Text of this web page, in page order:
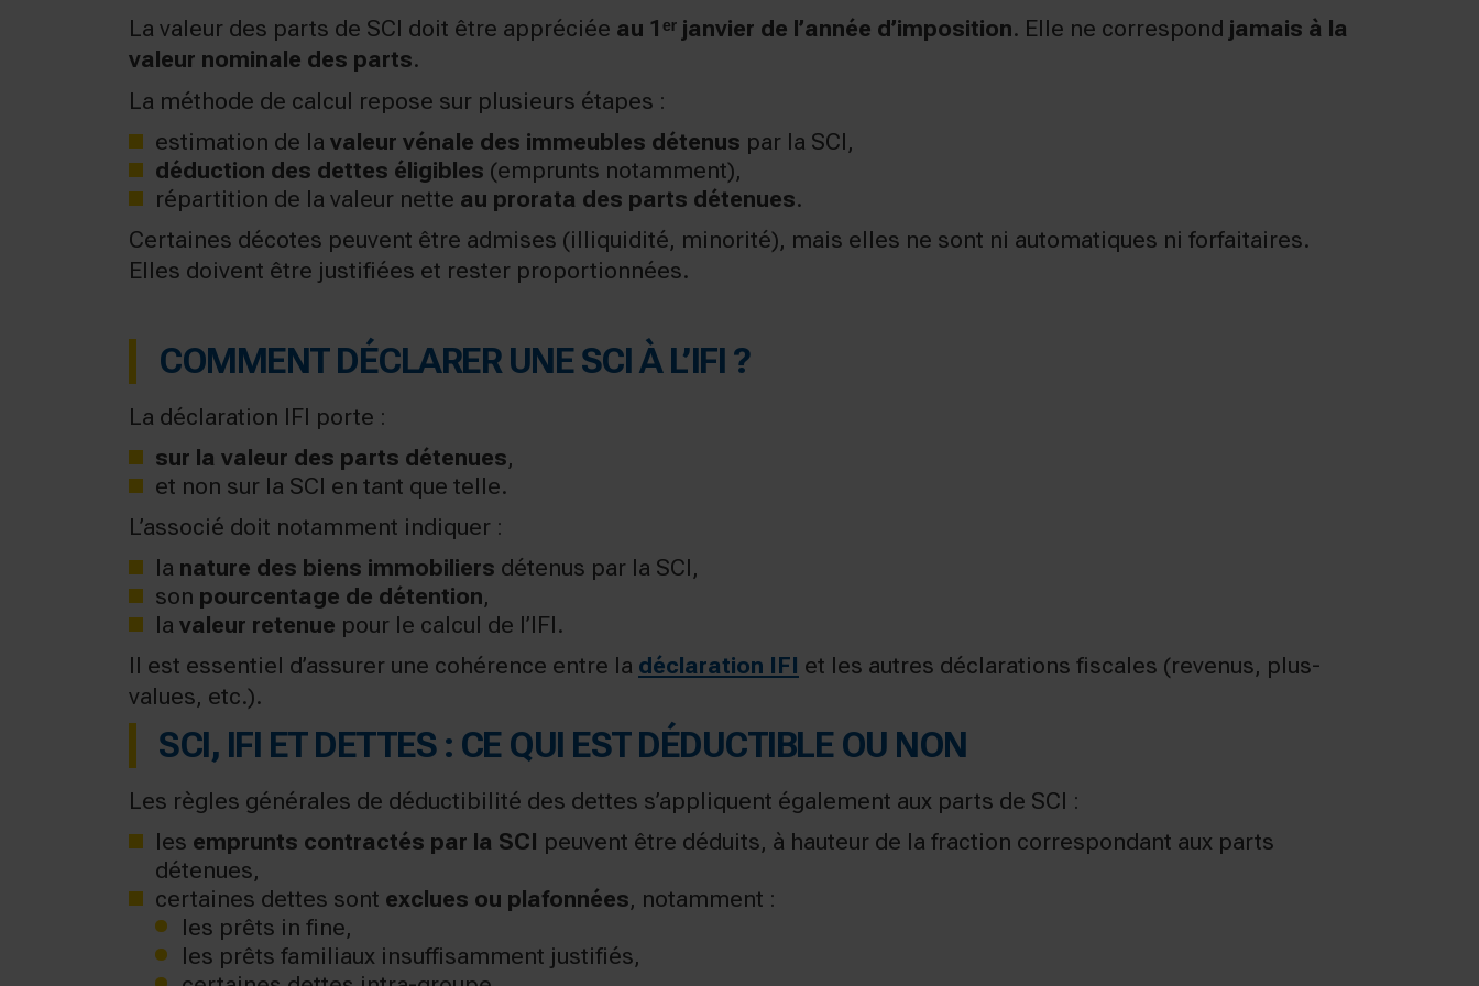
La valeur des parts de SCI doit être appréciée au 1ᵉʳ janvier de l’année d’imposition. Elle ne correspond jamais à la
valeur nominale des parts.
La méthode de calcul repose sur plusieurs étapes :
estimation de la valeur vénale des immeubles détenus par la SCI,
déduction des dettes éligibles (emprunts notamment),
répartition de la valeur nette au prorata des parts détenues.
Certaines décotes peuvent être admises (illiquidité, minorité), mais elles ne sont ni automatiques ni forfaitaires.
Elles doivent être justifiées et rester proportionnées.
COMMENT DÉCLARER UNE SCI À L’IFI ?
La déclaration IFI porte :
sur la valeur des parts détenues,
et non sur la SCI en tant que telle.
L’associé doit notamment indiquer :
la nature des biens immobiliers détenus par la SCI,
son pourcentage de détention,
la valeur retenue pour le calcul de l’IFI.
Il est essentiel d’assurer une cohérence entre la déclaration IFI et les autres déclarations fiscales (revenus, plus-
values, etc.).
SCI, IFI ET DETTES : CE QUI EST DÉDUCTIBLE OU NON
Les règles générales de déductibilité des dettes s’appliquent également aux parts de SCI :
les emprunts contractés par la SCI peuvent être déduits, à hauteur de la fraction correspondant aux parts
détenues,
certaines dettes sont exclues ou plafonnées, notamment :
les prêts in fine,
les prêts familiaux insuffisamment justifiés,